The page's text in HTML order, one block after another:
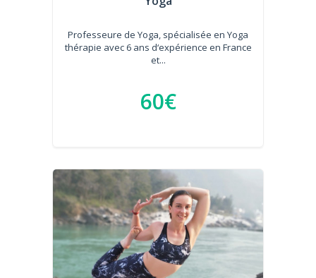
Professeure de Yoga, spécialisée en Yoga
thérapie avec 6 ans d‘expérience en France
et...
60€